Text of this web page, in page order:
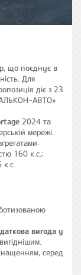
що поєднує в
Для
діє з 23
АВТО»
2024 та
мережі.
160 к.с.;
вигода у
серед